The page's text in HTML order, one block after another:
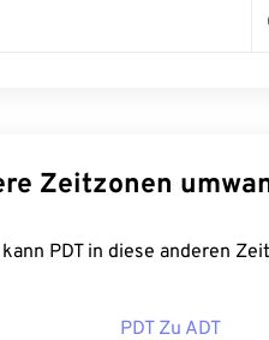
Zeitzonen
PDT in diese anderen
PDT Zu ADT